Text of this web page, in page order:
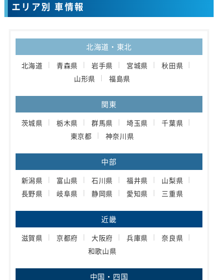
エリア別 車情報
北海道・東北
北海道 青森県 岩手県 宮城県
秋田県
山形県
福島県
関東
茨城県 栃木県 群馬県 埼玉県
千葉県
東京都
神奈川県
中部
新潟県 富山県 石川県 福井県
山梨県
長野県
岐阜県 静岡県 愛知県 三重県
近畿
滋賀県 京都府 大阪府 兵庫県
奈良県
和歌山県
中国・四国